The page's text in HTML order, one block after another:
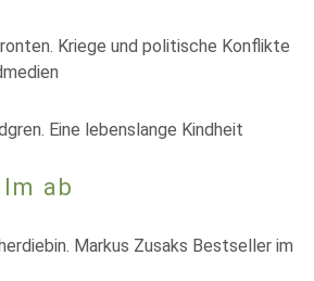
Kriege und politische Konflikte
Eine lebenslange Kindheit
ab
Markus Zusaks Bestseller im